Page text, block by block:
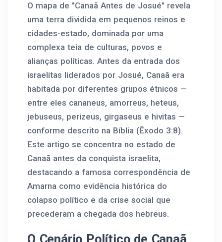
O mapa de "Canaã Antes de Josué" revela
uma terra dividida em pequenos reinos e
cidades-estado, dominada por uma
complexa teia de culturas, povos e
alianças políticas. Antes da entrada dos
israelitas liderados por Josué, Canaã era
habitada por diferentes grupos étnicos —
entre eles cananeus, amorreus, heteus,
jebuseus, perizeus, girgaseus e hivitas —
conforme descrito na Bíblia (Êxodo 3:8).
Este artigo se concentra no estado de
Canaã antes da conquista israelita,
destacando a famosa correspondência de
Amarna como evidência histórica do
colapso político e da crise social que
precederam a chegada dos hebreus.
O Cenário Político de Canaã